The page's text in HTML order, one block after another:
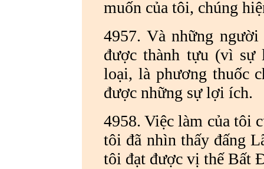
muốn của tôi, chúng
4957. Và những
được thành tựu (vì sự
loại, là phương thuốc
được những sự lợi ích.
4958. Việc làm của tôi
tôi đã nhìn thấy đấng
tôi đạt được vị thế Bất